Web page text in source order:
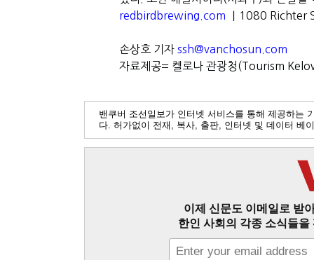
redbirdbrewing.com ｜1080 Richter
손상호 기자 ssh@vanchosun.com
자료제공= 켈로나 관광청(Tourism
밴쿠버 조선일보가 인터넷 서비스를 통해 제공하는
다. 허가없이 전재, 복사, 출판, 인터넷 및 데이터 베
이제 신문도 이메일로 받
한인 사회의 각종 소식들